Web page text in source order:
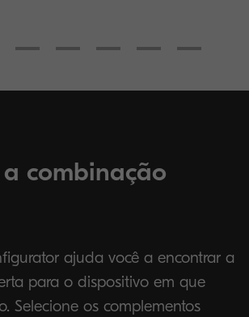
a combinação
ajuda você a encontrar a
para o dispositivo em que
Selecione os complementos